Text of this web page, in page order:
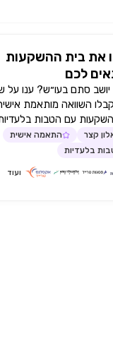
את בית ההשקעות
לכם
סתם בעו״ש? ענו על
השוואה מותאמת
עם הטבות
קצר
התאמה אישית
בלעדיות
ועוד